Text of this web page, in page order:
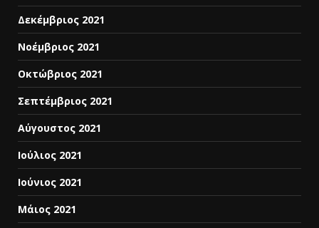
Δεκέμβριος 2021
Νοέμβριος 2021
Οκτώβριος 2021
Σεπτέμβριος 2021
Αύγουστος 2021
Ιούλιος 2021
Ιούνιος 2021
Μάιος 2021